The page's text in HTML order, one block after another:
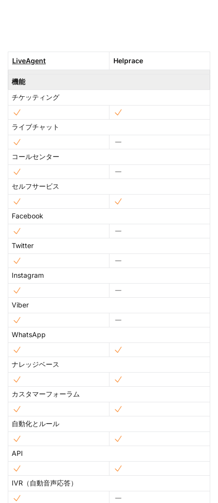
LiveAgent Helprace
機能
チケッティング
ライブチャット
コールセンター
セルフサービス
Facebook
Twitter
Instagram
Viber
WhatsApp
ナレッジベース
カスタマーフォーラム
自動化とルール
API
IVR（自動音声応答）